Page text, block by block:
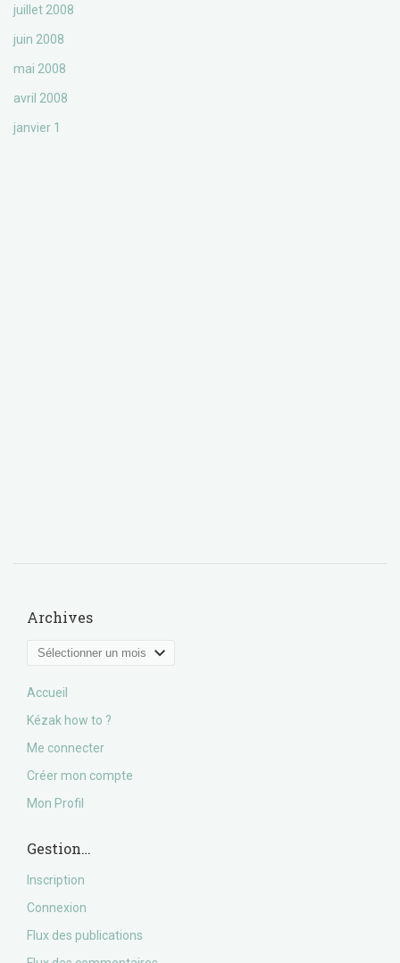
juillet 2008
juin 2008
mai 2008
avril 2008
janvier 1
Archives
Archives
Accueil
Kézak how to ?
Me connecter
Créer mon compte
Mon Profil
Gestion…
Inscription
Connexion
Flux des publications